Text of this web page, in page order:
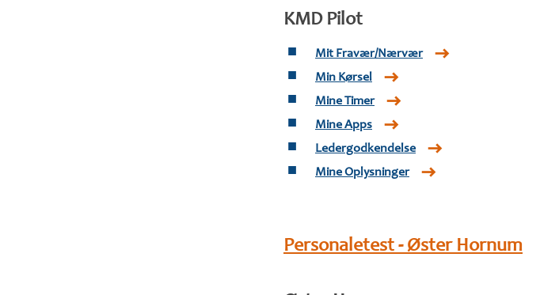
KMD Pilot
Mit Fravær/Nærvær
Min Kørsel
Mine Timer
Mine Apps
Ledergodkendelse
Mine Oplysninger
Personaletest - Øster Hornum